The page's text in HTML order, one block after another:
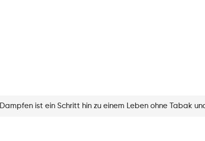
Dampfen ist ein Schritt hin zu einem Leben ohne Tabak